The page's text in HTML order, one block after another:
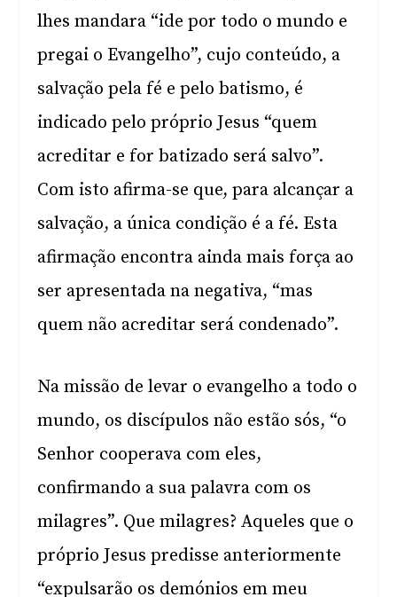
lhes mandara “ide por todo o mundo e
pregai o Evangelho”, cujo conteúdo, a
salvação pela fé e pelo batismo, é
indicado pelo próprio Jesus “quem
acreditar e for batizado será salvo”.
Com isto afirma-se que, para alcançar a
salvação, a única condição é a fé. Esta
afirmação encontra ainda mais força ao
ser apresentada na negativa, “mas
quem não acreditar será condenado”.
Na missão de levar o evangelho a todo o
mundo, os discípulos não estão sós, “o
Senhor cooperava com eles,
confirmando a sua palavra com os
milagres”. Que milagres? Aqueles que o
próprio Jesus predisse anteriormente
“expulsarão os demónios em meu